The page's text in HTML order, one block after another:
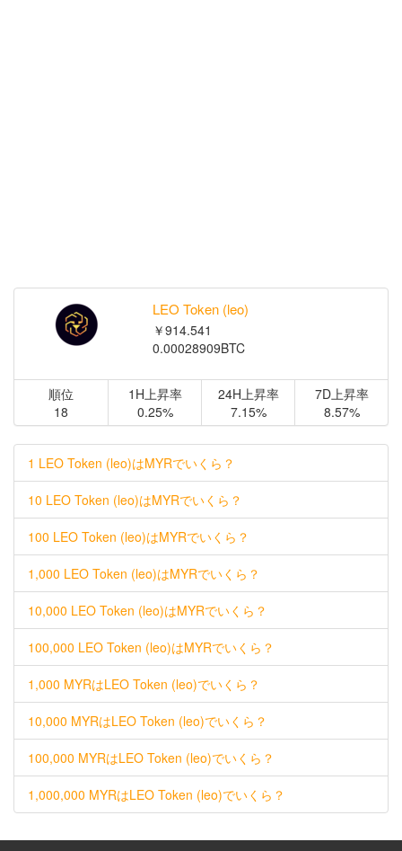
LEO Token (leo)
￥914.541
0.00028909BTC
順位
18
1H上昇率
0.25%
24H上昇率
7.15%
7D上昇率
8.57%
1 LEO Token (leo)はMYRでいくら？
10 LEO Token (leo)はMYRでいくら？
100 LEO Token (leo)はMYRでいくら？
1,000 LEO Token (leo)はMYRでいくら？
10,000 LEO Token (leo)はMYRでいくら？
100,000 LEO Token (leo)はMYRでいくら？
1,000 MYRはLEO Token (leo)でいくら？
10,000 MYRはLEO Token (leo)でいくら？
100,000 MYRはLEO Token (leo)でいくら？
1,000,000 MYRはLEO Token (leo)でいくら？